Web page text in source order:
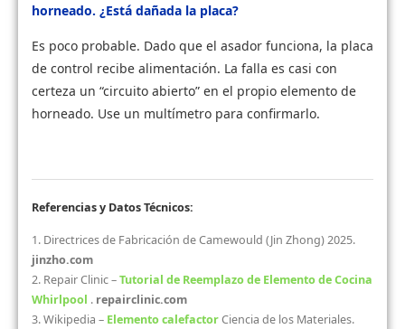
horneado. ¿Está dañada la placa?
Es poco probable. Dado que el asador funciona, la placa
de control recibe alimentación. La falla es casi con
certeza un “circuito abierto” en el propio elemento de
horneado. Use un multímetro para confirmarlo.
Referencias y Datos Técnicos:
1. Directrices de Fabricación de Camewould (Jin Zhong) 2025.
jinzho.com
2. Repair Clinic –Tutorial de Reemplazo de Elemento de Cocina
Whirlpool . repairclinic.com
3. Wikipedia – Elemento calefactorCiencia de los Materiales.